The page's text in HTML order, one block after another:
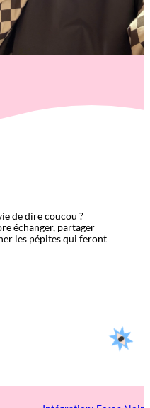
de dire coucou ?
échanger, partager
les pépites qui feront